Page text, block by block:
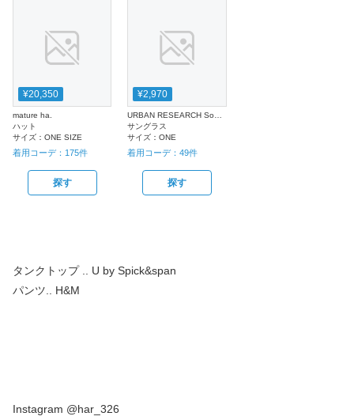
¥20,350
mature ha.
ハット
サイズ： ONE SIZE
着用コーデ： 175件
探す
¥2,970
サングラス
サイズ：ONE
着用コーデ：49件
探す
タンクトップ .. U by Spick&span
パンツ.. H&M
Instagram @har_326